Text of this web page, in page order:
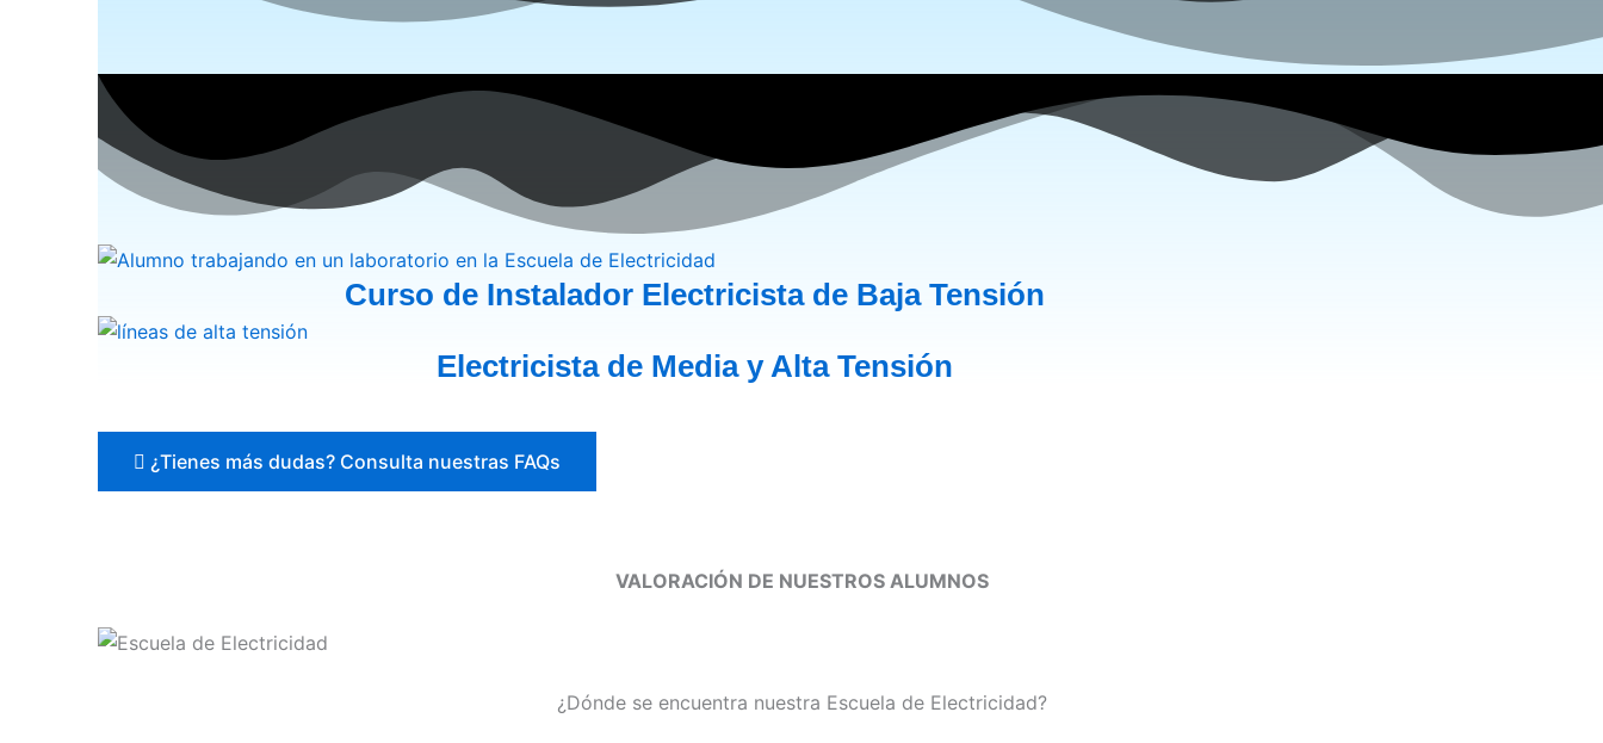
Curso de Instalador Electricista de Baja Tensión
Electricista de Media y Alta Tensión
¿Tienes más dudas? Consulta nuestras FAQs
VALORACIÓN DE NUESTROS ALUMNOS
¿Dónde se encuentra nuestra Escuela de Electricidad?